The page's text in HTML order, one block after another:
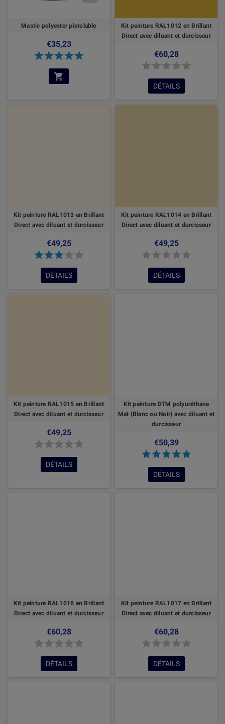
Mastic polyester pistolable
€35,23
Kit peinture RAL1012 en Brillant
Direct avec diluant et durcisseur
€60,28
DÉTAILS
Kit peinture RAL1013 en Brillant
Direct avec diluant et durcisseur
€49,25
DÉTAILS
Kit peinture RAL1014 en Brillant
Direct avec diluant et durcisseur
€49,25
DÉTAILS
Kit peinture RAL1015 en Brillant
Direct avec diluant et durcisseur
€49,25
DÉTAILS
Kit peinture DTM polyuréthane
Mat (Blanc ou Noir) avec diluant et
durcisseur
€50,39
DÉTAILS
Kit peinture RAL1016 en Brillant
Direct avec diluant et durcisseur
€60,28
DÉTAILS
Kit peinture RAL1017 en Brillant
Direct avec diluant et durcisseur
€60,28
DÉTAILS